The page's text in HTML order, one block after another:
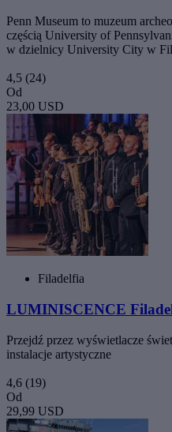
Penn Museum to muzeum
częścią University of
w dzielnicy University City w
4,5 (24)
Od
23,00 USD
Filadelfia
LUMINISCENCE
Przejdź przez wyświetlacze
instalacje artystyczne
4,6 (19)
Od
29,99 USD